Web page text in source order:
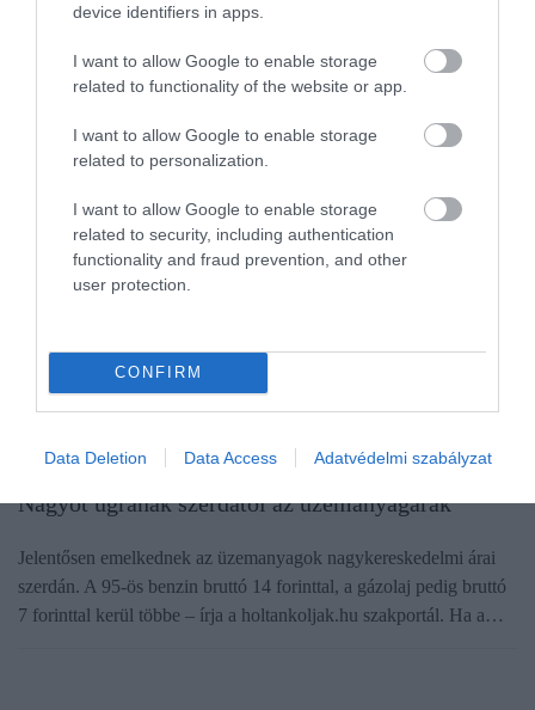
device identifiers in apps.
I want to allow Google to enable storage
related to functionality of the website or app.
I want to allow Google to enable storage
related to personalization.
I want to allow Google to enable storage
related to security, including authentication
functionality and fraud prevention, and other
user protection.
CONFIRM
Data Deletion Data Access Adatvédelmi szabályzat
ÜZEMANYAG
Nagyot ugranak szerdától az üzemanyagárak
Jelentősen emelkednek az üzemanyagok nagykereskedelmi árai
szerdán. A 95-ös benzin bruttó 14 forinttal, a gázolaj pedig bruttó
7 forinttal kerül többe – írja a holtankoljak.hu szakportál. Ha a…